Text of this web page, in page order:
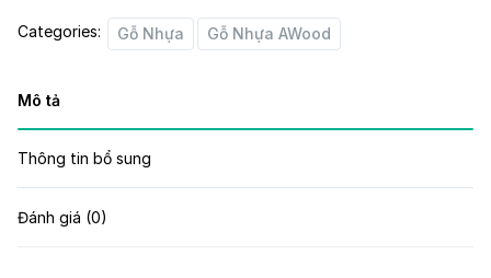
Categories: Gỗ Nhựa Gỗ Nhựa AWood
Mô tả
Thông tin bổ sung
Đánh giá (0)